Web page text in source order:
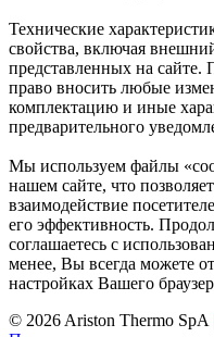
Технические
свойства, включая
представленных на сайте.
право вносить любые
комплектацию и иные
предварительного
Мы используем файлы
нашем сайте, что
взаимодействие
его эффективность.
соглашаетесь с
менее, Вы всегда можете
настройках Вашего
© 2026 Ariston Thermo SpA